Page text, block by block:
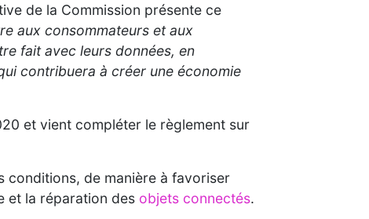
de la Commission présente ce
aux consommateurs et aux
fait avec leurs données, en
contribuera à créer une économie
et vient compléter le règlement sur
conditions, de manière à favoriser
et la réparation des objets connectés.